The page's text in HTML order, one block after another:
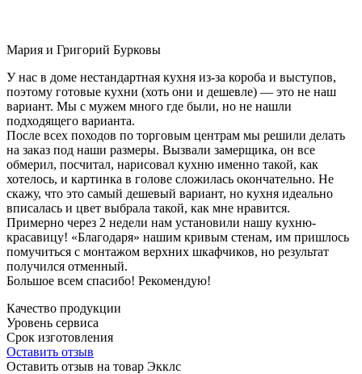
Мария и Григорий Бурковы
У нас в доме нестандартная кухня из-за короба и выступов,
поэтому готовые кухни (хоть они и дешевле) — это не наш
вариант. Мы с мужем много где были, но не нашли
подходящего варианта.
После всех походов по торговым центрам мы решили делать
на заказ под наши размеры. Вызвали замерщика, он все
обмерил, посчитал, нарисовал кухню именно такой, как
хотелось, и картинка в голове сложилась окончательно. Не
скажу, что это самый дешевый вариант, но кухня идеально
вписалась и цвет выбрала такой, как мне нравится.
Примерно через 2 недели нам установили нашу кухню-
красавицу! «Благодаря» нашим кривым стенам, им пришлось
помучиться с монтажом верхних шкафчиков, но результат
получился отменный.
Большое всем спасибо! Рекомендую!
Качество продукции
Уровень сервиса
Срок изготовления
Оставить отзыв
Оставить отзыв на товар Экклс